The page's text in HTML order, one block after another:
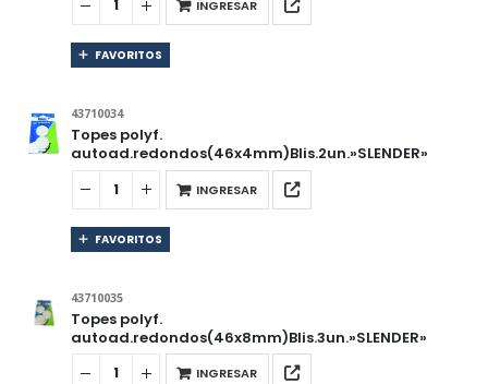
INGRESAR
FAVORITOS
43710034
Topes polyf.
autoad.redondos(46x4mm)Blis.2un.»SLENDER»
INGRESAR
FAVORITOS
43710035
Topes polyf.
autoad.redondos(46x8mm)Blis.3un.»SLENDER»
INGRESAR